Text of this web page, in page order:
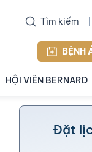
Tìm kiếm
BỆNH
HỘI VIÊN BERNARD
Đặt